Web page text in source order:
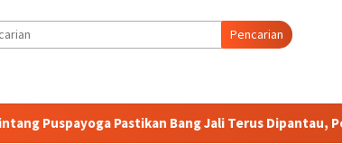
Pencarian
Puspayoga Pastikan Bang Jali Terus Dipantau, Pojok